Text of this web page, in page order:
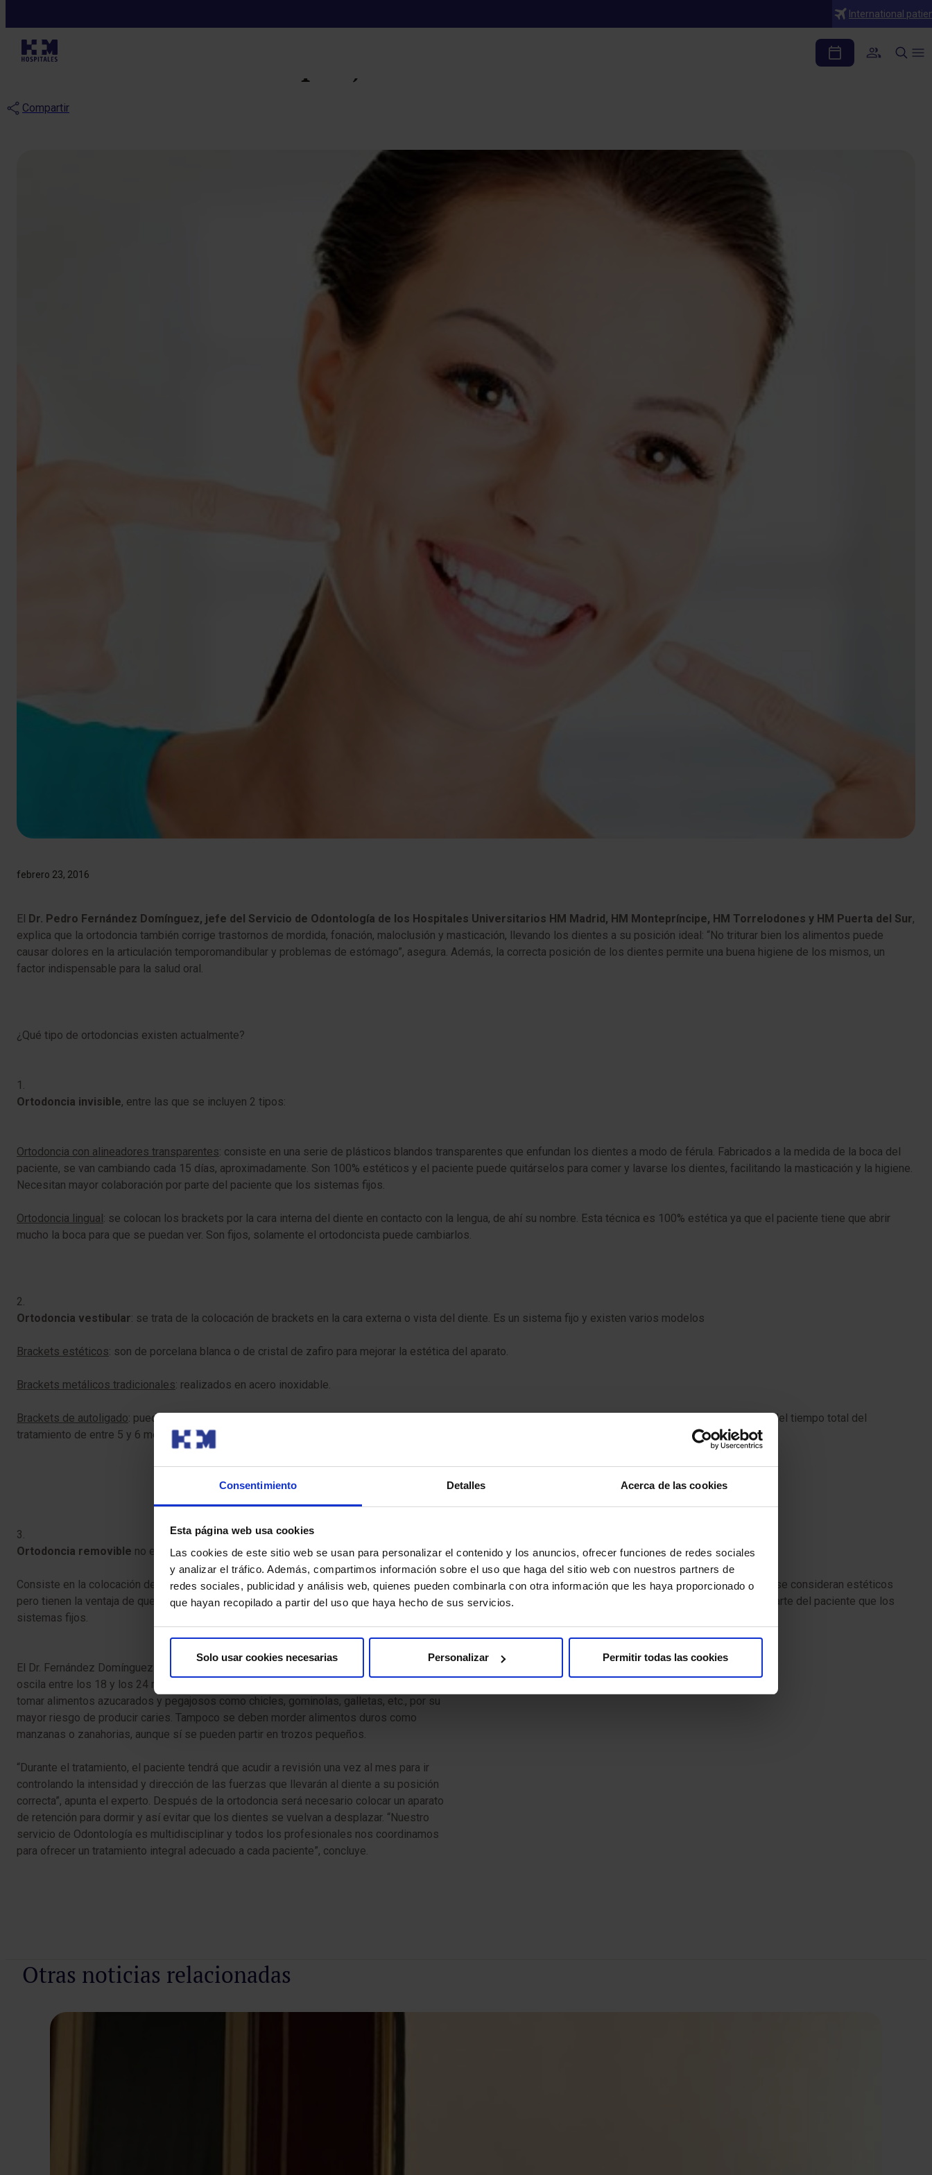
Consentimiento Detalles Acerca de las cookies
Esta página web usa cookies
Las cookies de este sitio web se usan para personalizar el contenido y los anuncios, ofrecer funciones de redes sociales
y analizar el tráfico. Además, compartimos información sobre el uso que haga del sitio web con nuestros partners de
redes sociales, publicidad y análisis web, quienes pueden combinarla con otra información que les haya proporcionado o
que hayan recopilado a partir del uso que haya hecho de sus servicios.
Solo usar cookies necesarias Personalizar Permitir todas las cookies
International
Sonríe sin complejos
Compartir
febrero 23, 2016
​​​El Dr. Pedro Fernández Domínguez, jefe del Servicio de Odontología de los Hospitales Universitarios HM Madrid, HM Montepríncipe, HM Torrelodones y HM Puerta del Sur,
explica que la ortodoncia también corrige trastornos de mordida, fonación, maloclusión y masticación, llevando los dientes a su posición ideal: “No triturar bien los alimentos puede
causar dolores en la articulación temporomandibular y problemas de estómago”, asegura. Además, la correcta posición de los dientes permite una buena higiene de los mismos, un
factor indispensable para la salud oral.
¿Qué tipo de ortodoncias existen actualmente?
1.
Ortodoncia invisible, entre las que se incluyen 2 tipos:
Ortodoncia con alineadores transparentes: consiste en una serie de plásticos blandos transparentes que enfundan los dientes a modo de férula. Fabricados a la medida de la boca del
paciente, se van cambiando cada 15 días, aproximadamente. Son 100% estéticos y el paciente puede quitárselos para comer y lavarse los dientes, facilitando la masticación y la higiene.
Necesitan mayor colaboración por parte del paciente que los sistemas fijos.
Ortodoncia lingual: se colocan los brackets por la cara interna del diente en contacto con la lengua, de ahí su nombre. Esta técnica es 100% estética ya que el paciente tiene que abrir
mucho la boca para que se puedan ver. Son fijos, solamente el ortodoncista puede cambiarlos.
2.
Ortodoncia vestibular: se trata de la colocación de brackets en la cara externa o vista del diente. Es un sistema fijo y existen varios modelos
Brackets estéticos: son de porcelana blanca o de cristal de zafiro para mejorar la estética del aparato.
Brackets metálicos tradicionales: realizados en acero inoxidable.
Brackets de autoligado: pueden ser de porcelana blanca o metálicos, disminuyen la fricción del bracket con el alambre y esto se traduce en una disminución del tiempo total del
tratamiento de entre 5 y 6 meses.
3.
Ortodoncia removible no estética:
Consiste en la colocación de una serie de aparatos removibles que van desplazando los dientes mediante resortes metálicos, rejas, escudos y tornillos. No se consideran estéticos
pero tienen la ventaja de que se pueden quitar para comer y cepillarse los dientes facilitando la higiene y la masticación. Necesitan mayor colaboración por parte del paciente que los
sistemas fijos.
El Dr. Fernández Domínguez señala que el tiempo que debe llevar un adulto la ortodoncia
oscila entre los 18 y los 24 meses. Mientras se lleve puesto el aparato hay que evitar
tomar alimentos azucarados y pegajosos como chicles, gominolas, galletas, etc., por su
mayor riesgo de producir caries. Tampoco se deben morder alimentos duros como
manzanas o zanahorias, aunque sí se pueden partir en trozos pequeños.
“Durante el tratamiento, el paciente tendrá que acudir a revisión una vez al mes para ir
controlando la intensidad y dirección de las fuerzas que llevarán al diente a su posición
correcta”, apunta el experto. Después de la ortodoncia será necesario colocar un aparato
de retención para dormir y así evitar que los dientes se vuelvan a desplazar. “Nuestro
servicio de Odontología es multidisciplinar y todos los profesionales nos coordinamos
para ofrecer un tratamiento integral adecuado a cada paciente”, concluye.
Otras noticias relacionadas